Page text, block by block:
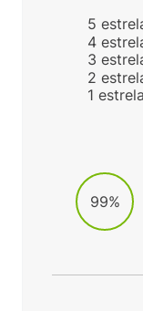
5
4
3
2
1
99%